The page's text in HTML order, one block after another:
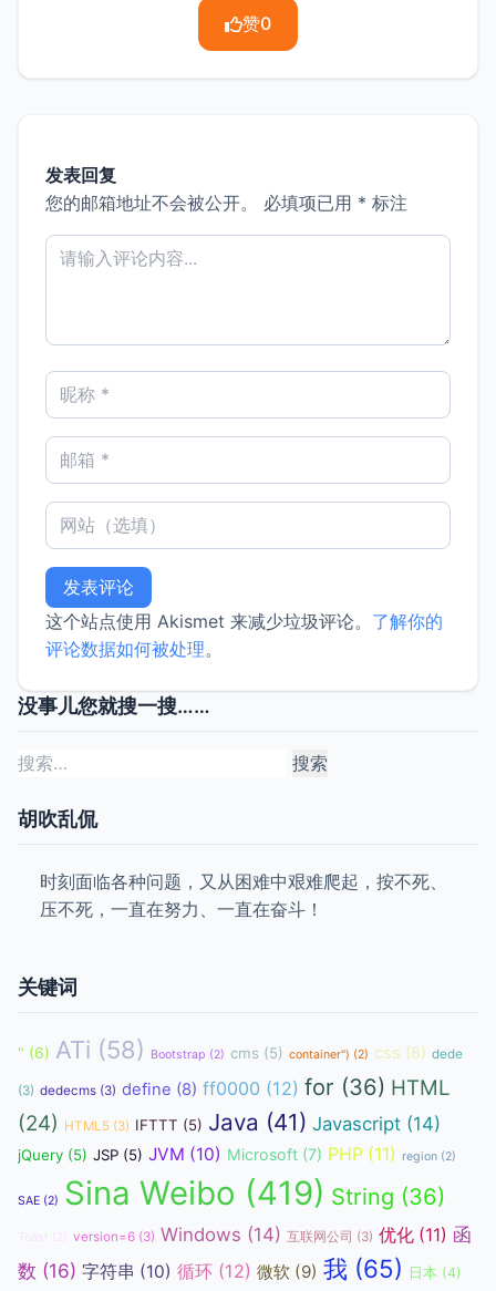
赞0
发表回复
您的邮箱地址不会被公开。
必填项已用 * 标注
这个站点使用 Akismet 来减少垃圾评论。 了解你的
评论数据如何被处理。
没事儿您就搜一搜……
搜
胡吹乱侃
时刻面临各种问题，又从困难中艰难爬起，按不死、
压不死，一直在努力、一直在奋斗！
关键词
" (6) ATi (58) Bootstrap (2) cms (5) container") (2) css (8) dede
(3) dedecms (3) define (8) ff0000 (12) for (36) HTML
(24) HTML5 (3) IFTTT (5) Java (41) Javascript (14)
jQuery (5) JSP (5) JVM (10) Microsoft (7) PHP (11) region (2)
SAE (2) Sina Weibo (419) String (36)
Toast (2) version=6 (3) Windows (14) 互联网公司 (3) 优化 (11) 函
数 (16) 字符串 (10) 循环 (12) 微软 (9) 我 (65) 日本 (4)